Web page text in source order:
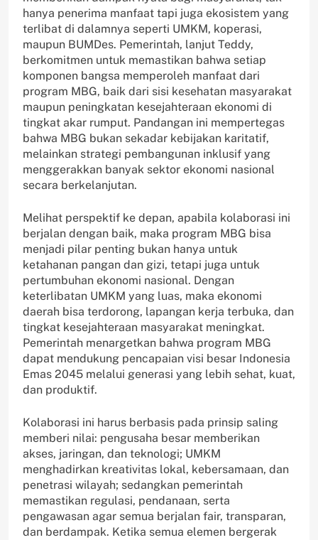
hanya penerima manfaat tapi juga ekosistem yang
terlibat di dalamnya seperti UMKM, koperasi,
maupun BUMDes. Pemerintah, lanjut Teddy,
berkomitmen untuk memastikan bahwa setiap
komponen bangsa memperoleh manfaat dari
program MBG, baik dari sisi kesehatan masyarakat
maupun peningkatan kesejahteraan ekonomi di
tingkat akar rumput. Pandangan ini mempertegas
bahwa MBG bukan sekadar kebijakan karitatif,
melainkan strategi pembangunan inklusif yang
menggerakkan banyak sektor ekonomi nasional
secara berkelanjutan.
Melihat perspektif ke depan, apabila kolaborasi ini
berjalan dengan baik, maka program MBG bisa
menjadi pilar penting bukan hanya untuk
ketahanan pangan dan gizi, tetapi juga untuk
pertumbuhan ekonomi nasional. Dengan
keterlibatan UMKM yang luas, maka ekonomi
daerah bisa terdorong, lapangan kerja terbuka, dan
tingkat kesejahteraan masyarakat meningkat.
Pemerintah menargetkan bahwa program MBG
dapat mendukung pencapaian visi besar Indonesia
Emas 2045 melalui generasi yang lebih sehat, kuat,
dan produktif.
Kolaborasi ini harus berbasis pada prinsip saling
memberi nilai: pengusaha besar memberikan
akses, jaringan, dan teknologi; UMKM
menghadirkan kreativitas lokal, kebersamaan, dan
penetrasi wilayah; sedangkan pemerintah
memastikan regulasi, pendanaan, serta
pengawasan agar semua berjalan fair, transparan,
dan berdampak. Ketika semua elemen bergerak